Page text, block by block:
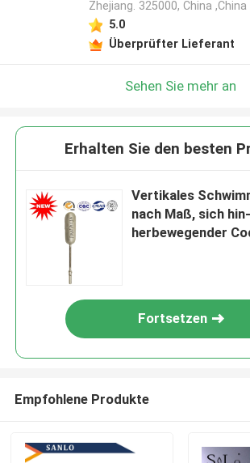
Zhejiang. 325000, China ,China
5.0
Überprüfter Lieferant
Sehen Sie mehr an
Erhalten Sie den besten
Vertikales
nach Maß, sich
herbewegender
Fortsetzen
Empfohlene Produkte